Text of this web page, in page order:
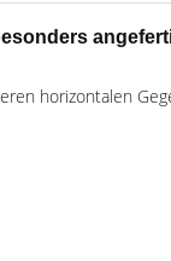
horizontalen